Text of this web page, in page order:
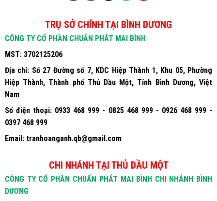
TRỤ SỞ CHÍNH TẠI BÌNH DƯƠNG
CÔNG TY CỔ PHẦN CHUẨN PHÁT MAI BÌNH
MST:3702125206
Địa chỉ: Số 27 Đường số 7, KDC Hiệp Thành 1, Khu 05, Phường
Hiệp Thành, Thành phố Thủ Dầu Một, Tỉnh Bình Dương, Việt
Nam
Số điện thoại: 0933 468 999 - 0825 468 999 - 0926 468 999 -
0397 468 999
Email:tranhoanganh.qb@gmail.com
CHI NHÁNH TẠI THỦ DẦU MỘT
CÔNG TY CỔ PHẦN CHUẨN PHÁT MAI BÌNH CHI NHÁNH BÌNH
DƯƠNG